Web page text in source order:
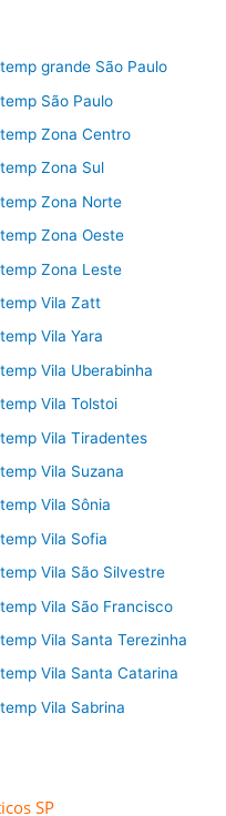
grande São Paulo
São Paulo
Zona Centro
Zona Sul
Zona Norte
Zona Oeste
Zona Leste
Vila Zatt
Vila Yara
Vila Uberabinha
Vila Tolstoi
Vila Tiradentes
Vila Suzana
Vila Sônia
Vila Sofia
Vila São Silvestre
Vila São Francisco
Vila Santa Terezinha
Vila Santa Catarina
Vila Sabrina
SP